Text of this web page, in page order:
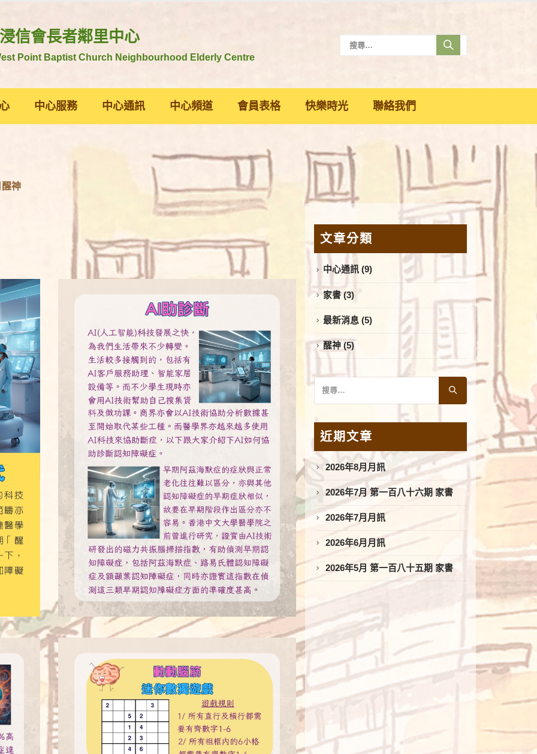
信會長者鄰里中心
Point Baptist Church Neighbourhood Elderly Centre
中心服務 中心通訊 中心頻道 會員表格 快樂時光 聯絡我們
神
文章分類
中心通訊 (9)
家書 (3)
最新消息 (5)
醒神 (5)
近期文章
2026年8月月訊
2026年7月 第一百八十六期 家書
2026年7月月訊
2026年6月月訊
2026年5月 第一百八十五期 家書